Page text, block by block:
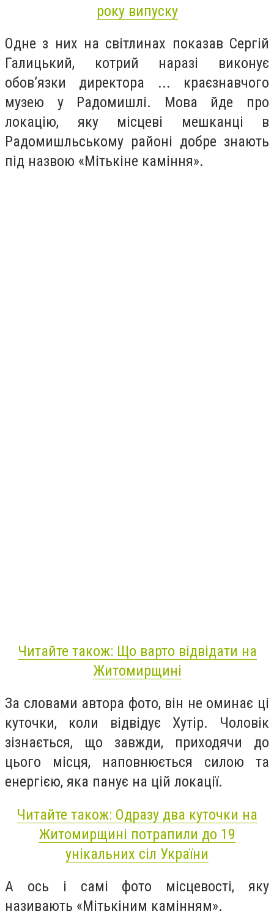
року випуску
Одне з них на світлинах показав Сергій
Галицький, котрий наразі виконує
обов’язки директора ... краєзнавчого
музею у Радомишлі. Мова йде про
локацію, яку місцеві мешканці в
Радомишльському районі добре знають
під назвою «Мітькіне каміння».
Читайте також: Що варто відвідати на
Житомирщині
За словами автора фото, він не оминає ці
куточки, коли відвідує Хутір. Чоловік
зізнається, що завжди, приходячи до
цього місця, наповнюється силою та
енергією, яка панує на цій локації.
Читайте також: Одразу два куточки на
Житомирщині потрапили до 19
унікальних сіл України
А ось і самі фото місцевості, яку
називають «Мітькіним камінням».